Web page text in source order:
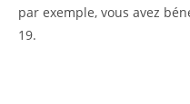
par exemple, vous avez
19.